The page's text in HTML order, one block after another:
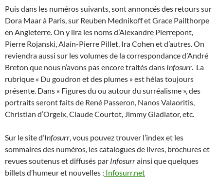
Puis dans les numéros suivants, sont annoncés des retours sur
Dora Maar à Paris, sur Reuben Mednikoff et Grace Pailthorpe
en Angleterre. On y lira les noms d’Alexandre Pierrepont,
Pierre Rojanski, Alain-Pierre Pillet, Ira Cohen et d’autres. On
reviendra aussi sur les volumes de la correspondance d’André
Breton que nous n’avons pas encore traités dans Infosurr. La
rubrique « Du goudron et des plumes » est hélas toujours
présente. Dans « Figures du ou autour du surréalisme », des
portraits seront faits de René Passeron, Nanos Valaoritis,
Christian d’Orgeix, Claude Courtot, Jimmy Gladiator, etc.
Sur le site d’Infosurr, vous pouvez trouver l’index et les
sommaires des numéros, les catalogues de livres, brochures et
revues soutenus et diffusés par Infosurrainsi que quelques
billets d’humeur et nouvelles : Infosurr.net